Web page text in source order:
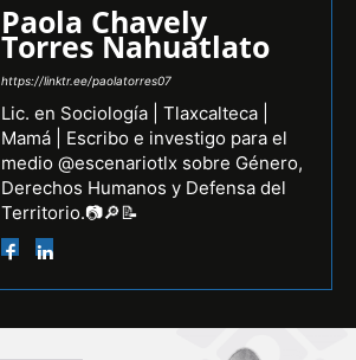
Paola Chavely
Torres Nahuatlato
https://linktr.ee/paolatorres07
Lic. en Sociología | Tlaxcalteca |
Mamá | Escribo e investigo para el
medio @escenariotlx sobre Género,
Derechos Humanos y Defensa del
Territorio.📷🔎📝